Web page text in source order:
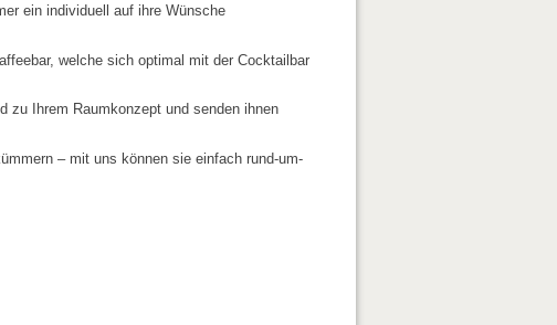
ein individuell auf ihre Wünsche
welche sich optimal mit der Cocktailbar
zu Ihrem Raumkonzept und senden ihnen
– mit uns können sie einfach rund-um-